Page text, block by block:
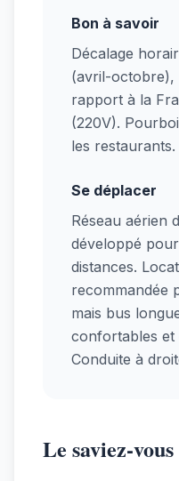
Bon à savoir
Décalage
(avril-octobre),
rapport à la
(220V).
les restaurants.
Se déplacer
Réseau aérien
développé
distances.
recommandée
mais bus
confortables et
Conduite à
Le saviez-vous